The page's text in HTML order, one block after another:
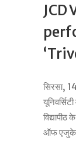
JCD
सिरसा,
ऑफ